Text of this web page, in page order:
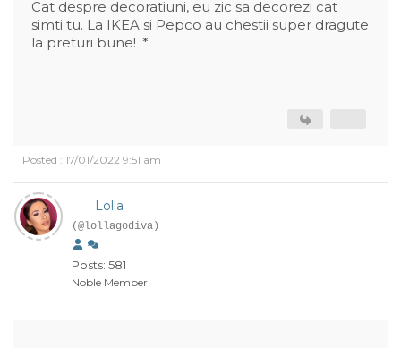
Cat despre decoratiuni, eu zic sa decorezi cat
simti tu. La IKEA si Pepco au chestii super dragute
la preturi bune! :*
Posted : 17/01/2022 9:51 am
Lolla
(@lollagodiva)
Posts: 581
Noble Member